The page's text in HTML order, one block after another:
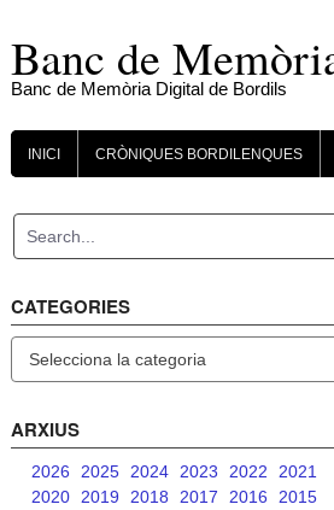
Banc de
Banc de Memòria Digital de Bordils
INICI CRÒNIQUES BORDILENQUES
CATEGORIES
ARXIUS
2026 2025 2024 2023 2022
2021
2020
2019 2018 2017 2016
2015